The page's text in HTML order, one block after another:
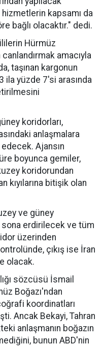
kapsamı da
bağlı olacaktır." dedi.
Hürmüz
amacıyla
taşınan kargonun
ila yüzde 7'si arasında
koridorları,
anlaşmalara
Ajansın
boyunca gemiler,
koridorundan
kıyılarına bitişik olan
ve güney
erdirilecek ve tüm
üzerinden
çıkış ise İran
olacak.
sözcüsü İsmail
Boğazı'ndan
koordinatları
Ancak Bekayi, Tahran
anlaşmanın boğazın
bunun ABD'nin